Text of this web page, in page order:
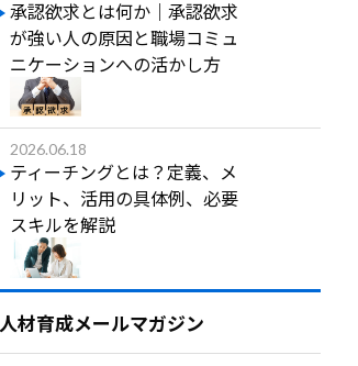
承認欲求とは何か｜承認欲求
が強い人の原因と職場コミュ
ニケーションへの活かし方
2026.06.18
ティーチングとは？定義、メ
リット、活用の具体例、必要
スキルを解説
人材育成メールマガジン